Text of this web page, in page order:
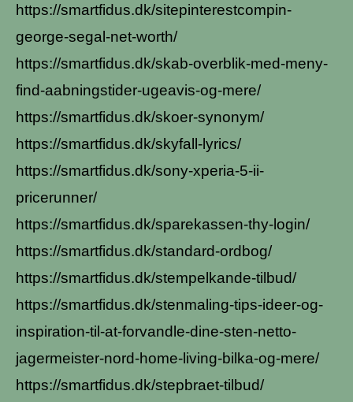
https://smartfidus.dk/sitepinterestcompin-
george-segal-net-worth/
https://smartfidus.dk/skab-overblik-med-meny-
find-aabningstider-ugeavis-og-mere/
https://smartfidus.dk/skoer-synonym/
https://smartfidus.dk/skyfall-lyrics/
https://smartfidus.dk/sony-xperia-5-ii-
pricerunner/
https://smartfidus.dk/sparekassen-thy-login/
https://smartfidus.dk/standard-ordbog/
https://smartfidus.dk/stempelkande-tilbud/
https://smartfidus.dk/stenmaling-tips-ideer-og-
inspiration-til-at-forvandle-dine-sten-netto-
jagermeister-nord-home-living-bilka-og-mere/
https://smartfidus.dk/stepbraet-tilbud/